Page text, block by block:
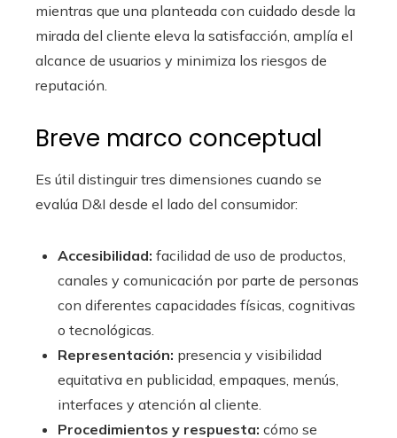
mientras que una planteada con cuidado desde la
mirada del cliente eleva la satisfacción, amplía el
alcance de usuarios y minimiza los riesgos de
reputación.
Breve marco conceptual
Es útil distinguir tres dimensiones cuando se
evalúa D&I desde el lado del consumidor:
Accesibilidad: facilidad de uso de productos,
canales y comunicación por parte de personas
con diferentes capacidades físicas, cognitivas
o tecnológicas.
Representación: presencia y visibilidad
equitativa en publicidad, empaques, menús,
interfaces y atención al cliente.
Procedimientos y respuesta: cómo se